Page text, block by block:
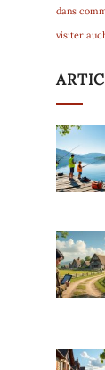
dans
visiter